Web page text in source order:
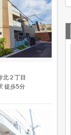
北２丁目
徒歩5分